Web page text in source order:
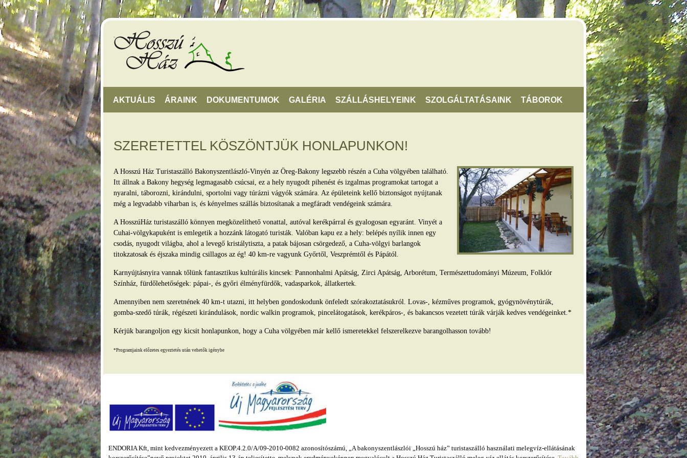
AKTUÁLIS ÁRAINK DOKUMENTUMOK GALÉRIA SZÁLLÁSHELYEINK SZOLGÁLTATÁSAINK TÁBOROK
SZERETETTEL KÖSZÖNTJÜK HONLAPUNKON!
A Hosszú Ház Turistaszálló Bakonyszentlászló-Vinyén az Öreg-Bakony legszebb részén a Cuha völgyében található.
Itt állnak a Bakony hegység legmagasabb csúcsai, ez a hely nyugodt pihenést és izgalmas programokat tartogat a
nyaralni, táborozni, kirándulni, sportolni vagy túrázni vágyók számára. Az épületeink kellő biztonságot nyújtanak
még a legvadabb viharban is, és kényelmes szállás biztosítanak a megfáradt vendégeink számára.
A HosszúHáz turistaszálló könnyen megközelíthető vonattal, autóval kerékpárral és gyalogosan egyaránt. Vinyét a
Cuhai-völgykapuként is emlegetik a hozzánk látogató turisták. Valóban kapu ez a hely: belépés nyílik innen egy
csodás, nyugodt világba, ahol a levegő kristálytiszta, a patak bájosan csörgedező, a Cuha-völgyi barlangok
titokzatosak és éjszaka mindig csillagos az ég! 40 km-re vagyunk Győrtől, Veszprémtől és Pápától.
Karnyújtásnyira vannak tőlünk fantasztikus kultúrális kincsek: Pannonhalmi Apátság, Zirci Apátság, Arborétum, Természettudományi Múzeum, Folklór
Színház, fürdőlehetőségek: pápai-, és győri élményfürdők, vadasparkok, állatkertek.
Amennyiben nem szeretnének 40 km-t utazni, itt helyben gondoskodunk önfeledt szórakoztatásukról. Lovas-, kézműves programok, gyógynövénytúrák,
gomba-szedő túrák, régészeti kirándulások, nordic walkin programok, pincelátogatások, kerékpáros-, és bakancsos vezetett túrák várják kedves vendégeinket.*
Kérjük barangoljon egy kicsit honlapunkon, hogy a Cuha völgyében már kellő ismeretekkel felszerelkezve barangolhasson tovább!
*Programjaink előzetes egyeztetés után vehetők igénybe
ENDORIA Kft, mint kedvezményezett a KEOP.4.2.0/A/09-2010-0082 azonosítószámú, „A bakonyszentlászlói „Hosszú ház” turistaszálló használati melegvíz-ellátásának